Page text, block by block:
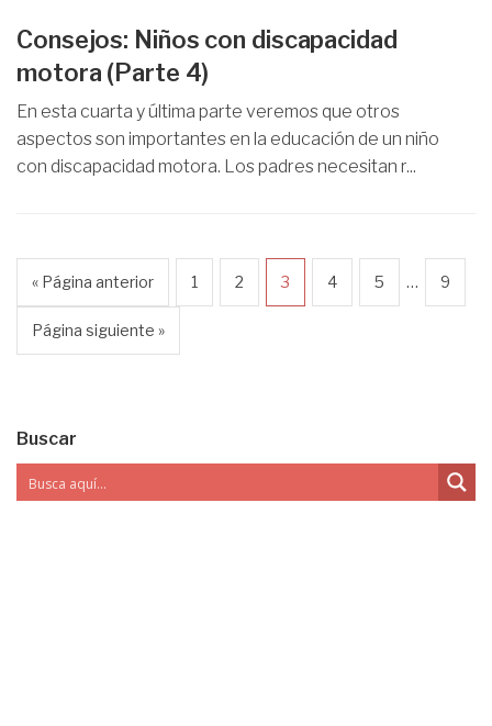
Consejos: Niños con discapacidad
motora (Parte 4)
En esta cuarta y última parte veremos que otros
aspectos son importantes en la educación de un niño
con discapacidad motora. Los padres necesitan r...
« Página anterior 1 2 3 4 5 … 9
Página siguiente »
Buscar